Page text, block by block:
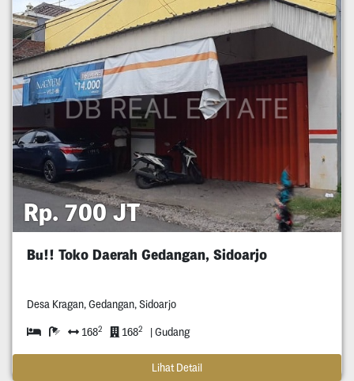
Rp. 700 JT
Bu!! Toko Daerah Gedangan, Sidoarjo
Desa Kragan, Gedangan, Sidoarjo
1682 1682 | Gudang
Lihat Detail